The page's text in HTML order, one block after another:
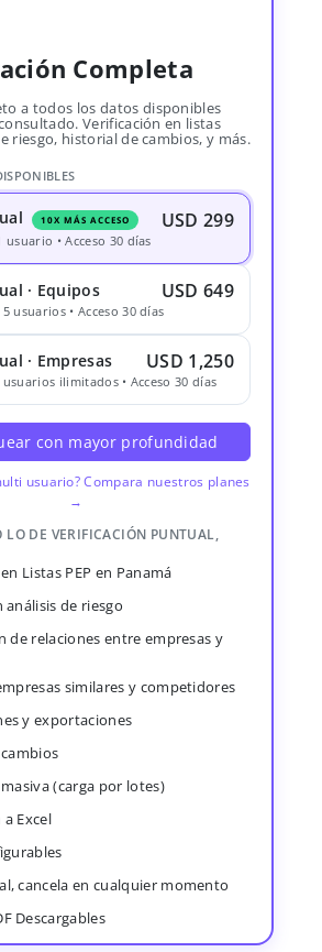
Completa
a todos los datos disponibles
Verificación en listas
riesgo, historial de cambios, y más.
10X MÁS ACCESO USD 299
usuario • Acceso 30 días
· Equipos USD 649
usuarios • Acceso 30 días
· Empresas USD 1,250
ilimitados • Acceso 30 días
con mayor profundidad
usuario? Compara nuestros planes
→
LO DE VERIFICACIÓN PUNTUAL,
Listas PEP en Panamá
análisis de riesgo
de relaciones entre empresas y
similares y competidores
y exportaciones
(carga por lotes)
Excel
cancela en cualquier momento
Descargables